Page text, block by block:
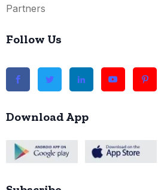
Partners
Follow Us
Download App